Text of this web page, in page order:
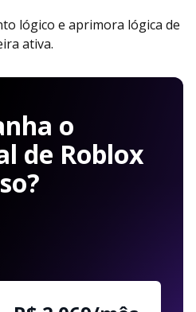
lógico e aprimora lógica de
ativa.
o
de Roblox